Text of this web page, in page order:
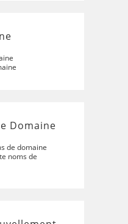
Domaine
de domaine
noms de